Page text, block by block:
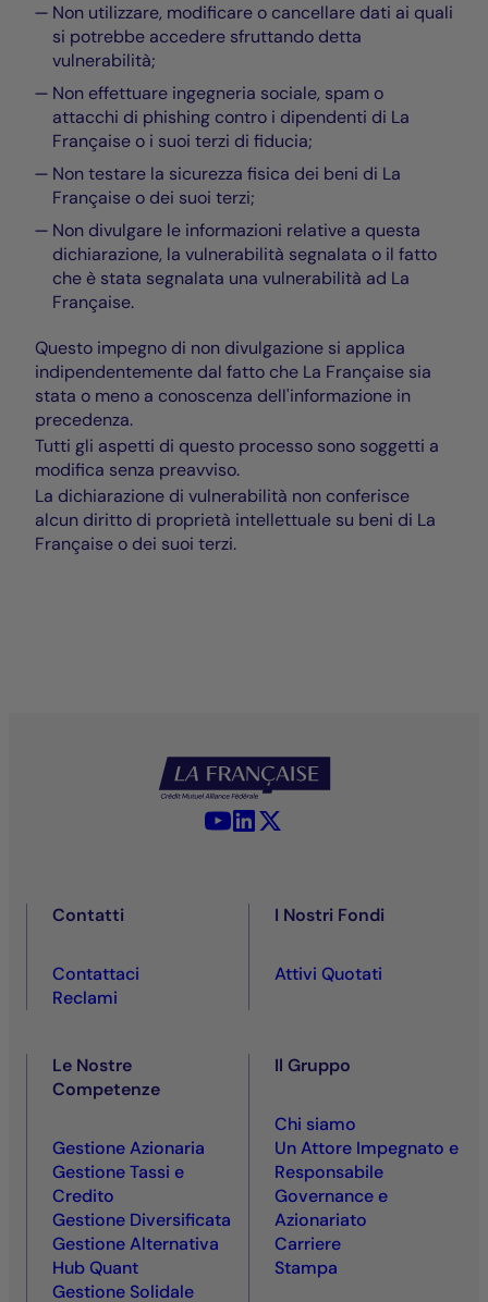
Non utilizzare, modificare o cancellare dati ai quali
si potrebbe accedere sfruttando detta
vulnerabilità;
Non effettuare ingegneria sociale, spam o
attacchi di phishing contro i dipendenti di La
Française o i suoi terzi di fiducia;
Non testare la sicurezza fisica dei beni di La
Française o dei suoi terzi;
Non divulgare le informazioni relative a questa
dichiarazione, la vulnerabilità segnalata o il fatto
che è stata segnalata una vulnerabilità ad La
Française.
Questo impegno di non divulgazione si applica
indipendentemente dal fatto che La Française sia
stata o meno a conoscenza dell'informazione in
precedenza.
Tutti gli aspetti di questo processo sono soggetti a
modifica senza preavviso.
La dichiarazione di vulnerabilità non conferisce
alcun diritto di proprietà intellettuale su beni di La
Française o dei suoi terzi.
YouTube - La Française
LinkedIn - La Française
Contatti
Contattaci
Reclami
I Nostri Fondi
Attivi Quotati
Le Nostre
Competenze
Gestione Azionaria
Gestione Tassi e
Credito
Gestione Diversificata
Gestione Alternativa
Hub Quant
Gestione Solidale
Il Gruppo
Chi siamo
Un Attore Impegnato e
Responsabile
Governance e
Azionariato
Carriere
Stampa